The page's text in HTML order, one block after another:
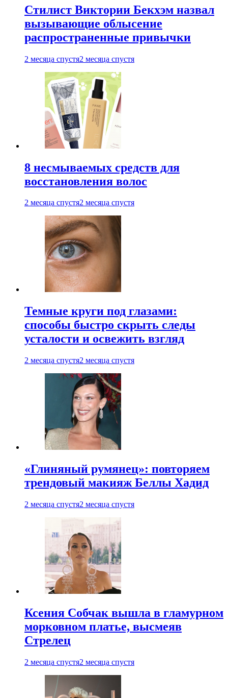
Стилист Виктории Бекхэм назвал
вызывающие облысение
распространенные привычки
2 месяца спустя2 месяца спустя
8 несмываемых средств для
восстановления волос
2 месяца спустя2 месяца спустя
Темные круги под глазами:
способы быстро скрыть следы
усталости и освежить взгляд
2 месяца спустя2 месяца спустя
«Глиняный румянец»: повторяем
трендовый макияж Беллы Хадид
2 месяца спустя2 месяца спустя
Ксения Собчак вышла в гламурном
морковном платье, высмеяв
Стрелец
2 месяца спустя2 месяца спустя